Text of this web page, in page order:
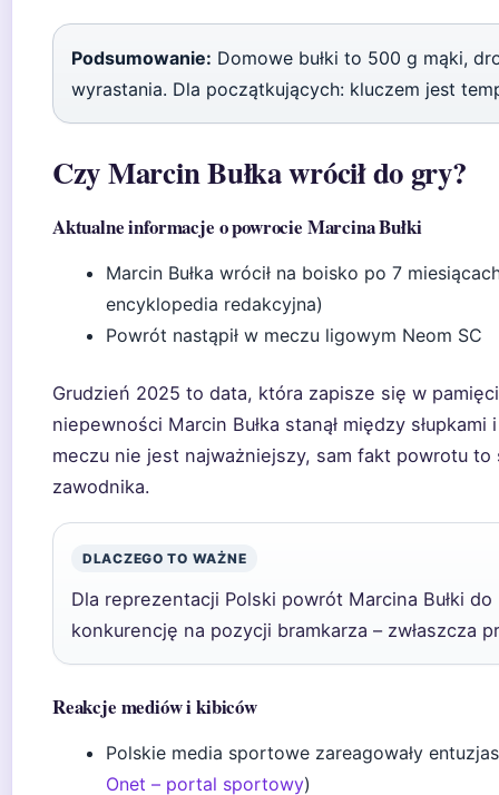
Podsumowanie: Domowe bułki to 500 g mąki,
wyrastania. Dla początkujących: kluczem jest
Czy Marcin Bułka wrócił do gry?
Aktualne informacje o powrocie Marcina Bułki
Marcin Bułka wrócił na boisko po 7
encyklopedia redakcyjna)
Powrót nastąpił w meczu ligowym Neom SC
Grudzień 2025 to data, która zapisze się w
niepewności Marcin Bułka stanął między
meczu nie jest najważniejszy, sam fakt powrotu to
zawodnika.
DLACZEGO TO WAŻNE
Dla reprezentacji Polski powrót Marcina Bułki
konkurencję na pozycji bramkarza – zwłaszcza
Reakcje mediów i kibiców
Polskie media sportowe zareagowały
Onet – portal sportowy)